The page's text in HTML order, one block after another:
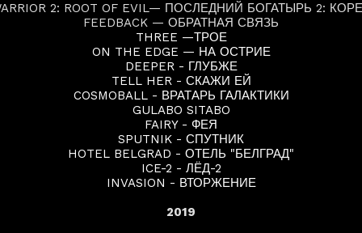
2: ROOT OF EVIL— ПОСЛЕДНИЙ БОГАТЫРЬ 2:
FEEDBACK — ОБРАТНАЯ СВЯЗЬ
THREE —ТРОЕ
ON THE EDGE — НА ОСТРИЕ
DEEPER - ГЛУБЖЕ
TELL HER - СКАЖИ ЕЙ
COSMOBALL - ВРАТАРЬ ГАЛАКТИКИ
GULABO SITABO
FAIRY - ФЕЯ
SPUTNIK - СПУТНИК
HOTEL BELGRAD - ОТЕЛЬ "БЕЛГРАД"
ICE-2 - ЛЁД-2
INVASION - ВТОРЖЕНИЕ
2019